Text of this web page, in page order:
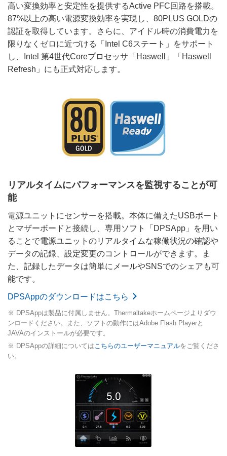
高い変換効率と安定性を提供するActive PFC回路を搭載。
87%以上の高い電源変換効率を実現し、80PLUS GOLDの
認証を取得しています。さらに、アイドル時の消費電力を
限りなくゼロに近づける「Intel C6ステート」をサポート
し、Intel 第4世代Coreプロセッサ「Haswell」「Haswell
Refresh」にも正式対応します。
リアルタイムにパフォーマンスを監視することが可
能
電源ユニットにセンサーを搭載。本体に備えたUSBポート
とマザーボードと接続し、専用ソフト「DPSApp」を用い
ることで電源ユニットのリアルタイムな稼働状況の確認や
データの記録、設定変更のコントロールができます。ま
た、記録したデータは簡単にメールやSNSでのシェアも可
能です。
DPSAppのダウンロードはこちら
※ DPSAppは製品に付属しません。Thermaltakeホームページよりダウ
ンロードください。また、ソフトの動作にはAdobe Flash Playerと
JAVAのインストールが必要です。
※ DPSAppの詳細については こちらのユーザーマニュアルをご覧くださ
い。